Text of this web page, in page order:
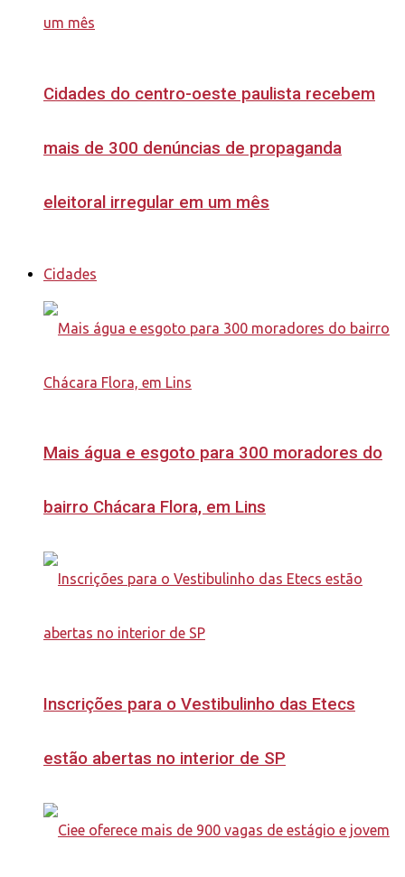
Cidades do centro-oeste paulista recebem
mais de 300 denúncias de propaganda
eleitoral irregular em um mês
Cidades
Mais água e esgoto para 300 moradores do
bairro Chácara Flora, em Lins
Inscrições para o Vestibulinho das Etecs
estão abertas no interior de SP